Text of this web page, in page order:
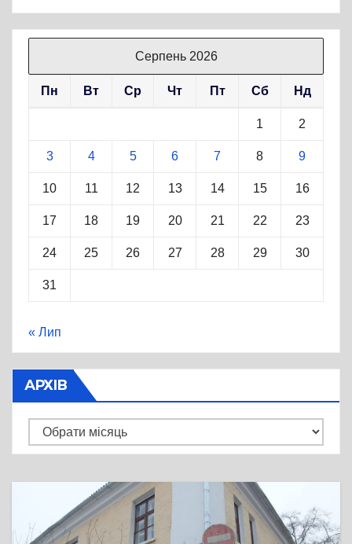
Серпень 2026
Пн Вт Ср Чт Пт Сб Нд
1 2
3 4 5 6 7 8 9
10 11 12 13 14 15 16
17 18 19 20 21 22 23
24 25 26 27 28 29 30
31
« Лип
АРХІВ
Архів